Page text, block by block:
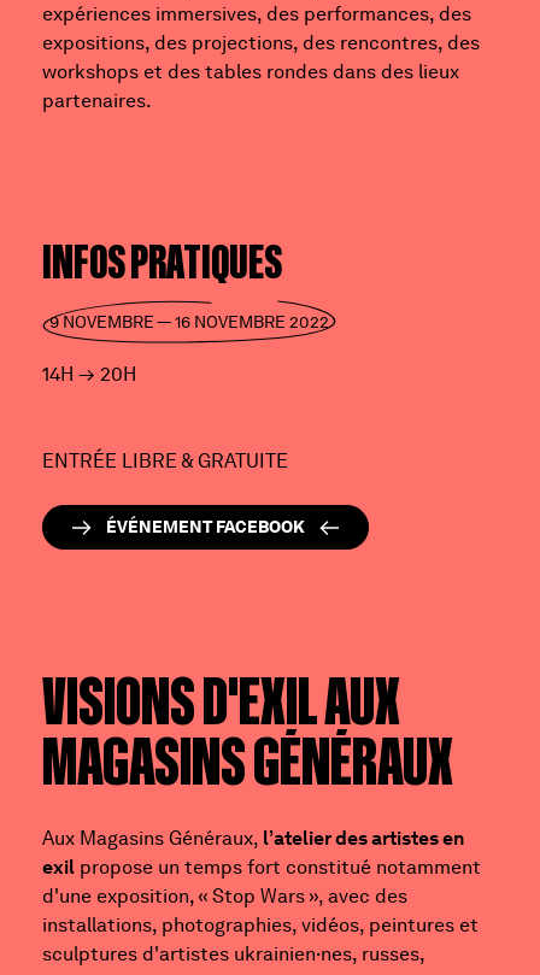
INFOS PRATIQUES
9 NOVEMBRE — 16 NOVEMBRE 2022
14H → 20H
ENTRÉE LIBRE & GRATUITE
ÉVÉNEMENT FACEBOOK
expériences immersives, des performances, des
expositions, des projections, des rencontres, des
workshops et des tables rondes dans des lieux
partenaires.
VISIONS D'EXIL AUX
MAGASINS GÉNÉRAUX
Aux Magasins Généraux, l’atelier des artistes en
exil propose un temps fort constitué notamment
d'une exposition, « Stop Wars », avec des
installations, photographies, vidéos, peintures et
sculptures d'artistes ukrainien·nes, russes,